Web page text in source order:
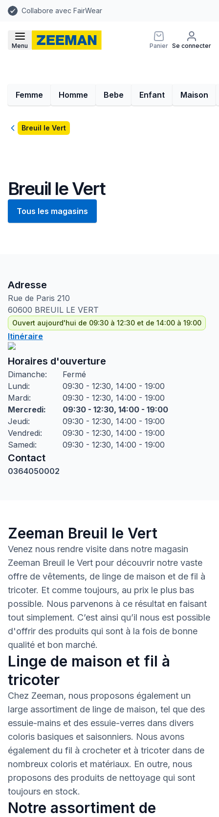
Collabore avec FairWear
Menu Panier Se connecter
Femme Homme Bebe Enfant Maison
RetourBreuil le Vert
Breuil le Vert
Tous les magasins
Adresse
Rue de Paris 210
60600 BREUIL LE VERT
Ouvert aujourd'hui de 09:30 à 12:30 et de 14:00 à 19:00
Itinéraire
Horaires d'ouverture
Dimanche:
Fermé
Lundi:
09:30 - 12:30, 14:00 - 19:00
Mardi:
09:30 - 12:30, 14:00 - 19:00
Mercredi:
09:30 - 12:30, 14:00 - 19:00
Jeudi:
09:30 - 12:30, 14:00 - 19:00
Vendredi:
09:30 - 12:30, 14:00 - 19:00
Samedi: 09:30 - 12:30, 14:00 - 19:00
Contact
0364050002
Zeeman Breuil le Vert
Venez nous rendre visite dans notre magasin
Zeeman Breuil le Vert pour découvrir notre vaste
offre de vêtements, de linge de maison et de fil à
tricoter. Et comme toujours, au prix le plus bas
possible. Nous parvenons à ce résultat en faisant
tout simplement. C’est ainsi qu’il nous est possible
d'offrir des produits qui sont à la fois de bonne
qualité et bon marché.
Linge de maison et fil à
tricoter
Chez Zeeman, nous proposons également un
large assortiment de linge de maison, tel que des
essuie-mains et des essuie-verres dans divers
coloris basiques et saisonniers. Nous avons
également du fil à crocheter et à tricoter dans de
nombreux coloris et matériaux. En outre, nous
proposons des produits de nettoyage qui sont
toujours en stock.
Notre assortiment de